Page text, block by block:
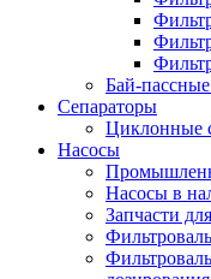
Бай-
Сепараторы
Циклонные
Насосы
Насосы в
Запчасти